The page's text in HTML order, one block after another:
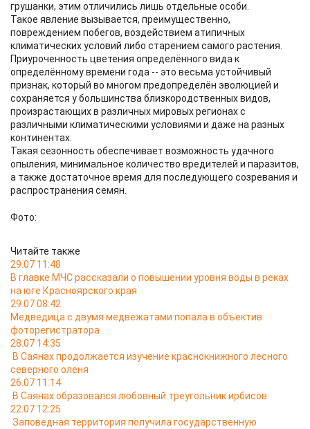
грушанки, этим отличились лишь отдельные особи.
Такое явление вызывается, преимущественно,
повреждением побегов, воздействием атипичных
климатических условий либо старением самого растения.
Приуроченность цветения определённого вида к
определённому времени года -- это весьма устойчивый
признак, который во многом предопределён эволюцией и
сохраняется у большинства близкородственных видов,
произрастающих в различных мировых регионах с
различными климатическими условиями и даже на разных
континентах.
Такая сезонность обеспечивает возможность удачного
опыления, минимальное количество вредителей и паразитов,
а также достаточное время для последующего созревания и
распространения семян.
Фото:
Читайте также
29.07 11:48
В главке МЧС рассказали о повышении уровня воды в реках
на юге Красноярского края
29.07 08:42
Медведица с двумя медвежатами попала в объектив
фоторегистратора
28.07 14:35
В Саянах продолжается изучение краснокнижного лесного
северного оленя
26.07 11:14
В Саянах образовался любовный треугольник ирбисов
22.07 12:25
Заповедная территория получила государственную